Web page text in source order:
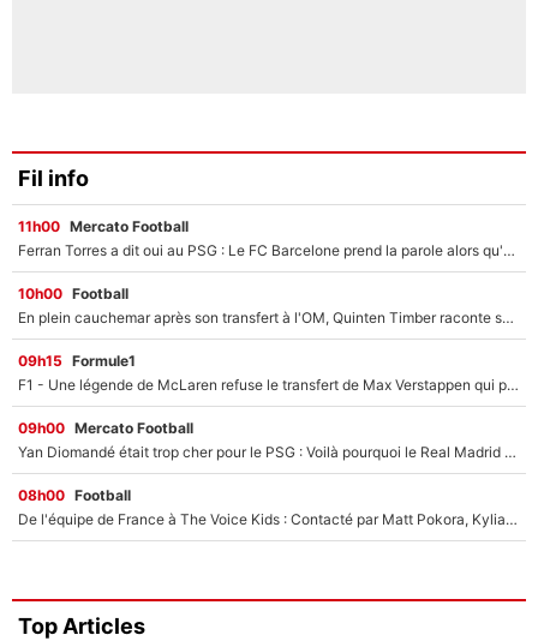
Fil info
11h00 Mercato Football
Ferran Torres a dit oui au PSG : Le FC Barcelone prend la parole alors qu'un transfert de l'attaquant espagnol prend forme
10h00 Football
En plein cauchemar après son transfert à l'OM, Quinten Timber raconte ses doutes après sa signature à Marseille
09h15 Formule1
F1 - Une légende de McLaren refuse le transfert de Max Verstappen qui pourrait «faire des vagues» et plomber l'ambiance dans l'équipe
09h00 Mercato Football
Yan Diomandé était trop cher pour le PSG : Voilà pourquoi le Real Madrid a accepté de payer la somme record de 140M€ pour boucler son transfert !
08h00 Football
De l'équipe de France à The Voice Kids : Contacté par Matt Pokora, Kylian Mbappé a accepté de jouer un rôle inédit sur TF1 !
Top Articles